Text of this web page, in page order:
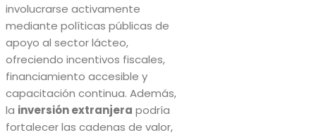
involucrarse activamente
mediante políticas públicas de
apoyo al sector lácteo,
ofreciendo incentivos fiscales,
financiamiento accesible y
capacitación continua. Además,
la inversión extranjera podría
fortalecer las cadenas de valor,